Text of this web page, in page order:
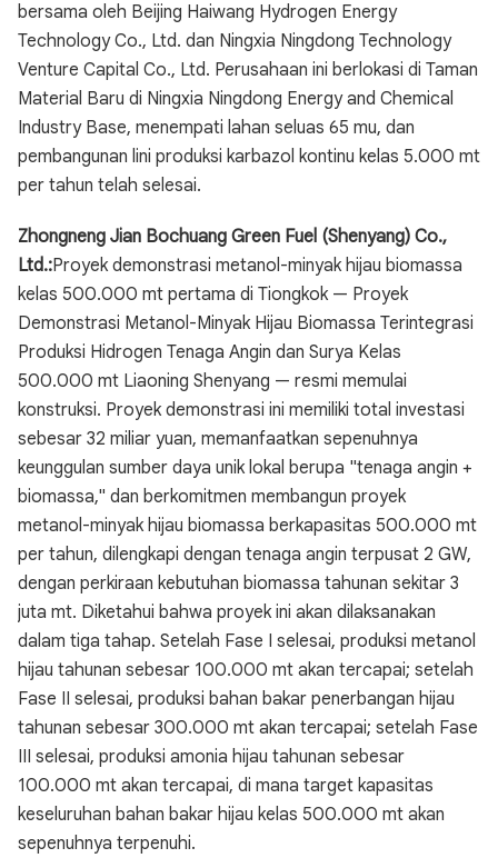
bersama oleh Beijing Haiwang Hydrogen Energy
Technology Co., Ltd. dan Ningxia Ningdong Technology
Venture Capital Co., Ltd. Perusahaan ini berlokasi di Taman
Material Baru di Ningxia Ningdong Energy and Chemical
Industry Base, menempati lahan seluas 65 mu, dan
pembangunan lini produksi karbazol kontinu kelas 5.000 mt
per tahun telah selesai.
Zhongneng Jian Bochuang Green Fuel (Shenyang) Co.,
Ltd.:Proyek demonstrasi metanol-minyak hijau biomassa
kelas 500.000 mt pertama di Tiongkok — Proyek
Demonstrasi Metanol-Minyak Hijau Biomassa Terintegrasi
Produksi Hidrogen Tenaga Angin dan Surya Kelas
500.000 mt Liaoning Shenyang — resmi memulai
konstruksi. Proyek demonstrasi ini memiliki total investasi
sebesar 32 miliar yuan, memanfaatkan sepenuhnya
keunggulan sumber daya unik lokal berupa "tenaga angin +
biomassa," dan berkomitmen membangun proyek
metanol-minyak hijau biomassa berkapasitas 500.000 mt
per tahun, dilengkapi dengan tenaga angin terpusat 2 GW,
dengan perkiraan kebutuhan biomassa tahunan sekitar 3
juta mt. Diketahui bahwa proyek ini akan dilaksanakan
dalam tiga tahap. Setelah Fase I selesai, produksi metanol
hijau tahunan sebesar 100.000 mt akan tercapai; setelah
Fase II selesai, produksi bahan bakar penerbangan hijau
tahunan sebesar 300.000 mt akan tercapai; setelah Fase
III selesai, produksi amonia hijau tahunan sebesar
100.000 mt akan tercapai, di mana target kapasitas
keseluruhan bahan bakar hijau kelas 500.000 mt akan
sepenuhnya terpenuhi.